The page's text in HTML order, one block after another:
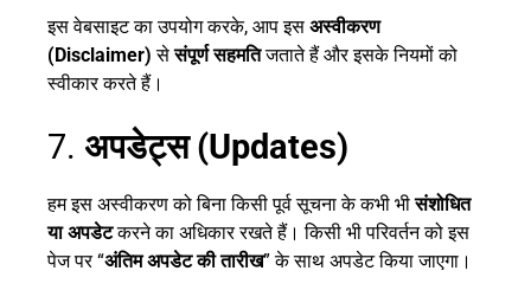
इस वेबसाइट का उपयोग करके, आप इस अस्वीकरण
(Disclaimer) सेसंपूर्ण सहमतिजताते हैं और इसके नियमों को
स्वीकार करते हैं।
7. अपडेट्स (Updates)
हम इस अस्वीकरण को बिना किसी पूर्व सूचना के कभी भीसंशोधित
या अपडेटकरने का अधिकार रखते हैं। किसी भी परिवर्तन को इस
पेज पर “अंतिम अपडेट की तारीख” के साथ अपडेट किया जाएगा।